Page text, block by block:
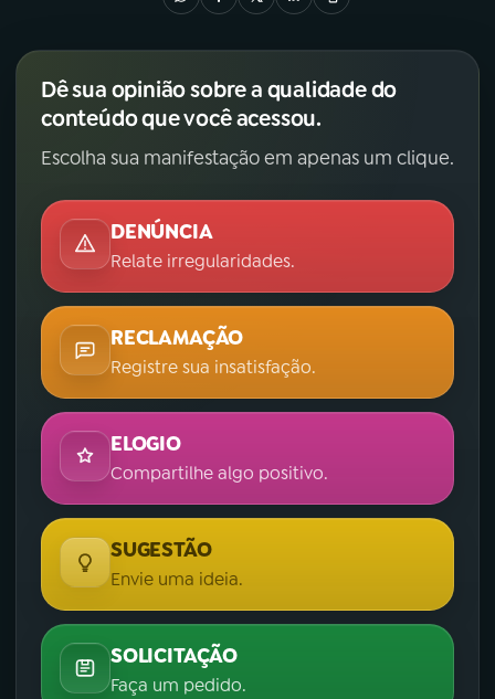
Dê sua opinião sobre a qualidade do
conteúdo que você acessou.
Escolha sua manifestação em apenas um clique.
DENÚNCIA
Relate irregularidades.
RECLAMAÇÃO
Registre sua insatisfação.
ELOGIO
Compartilhe algo positivo.
SUGESTÃO
Envie uma ideia.
SOLICITAÇÃO
Faça um pedido.